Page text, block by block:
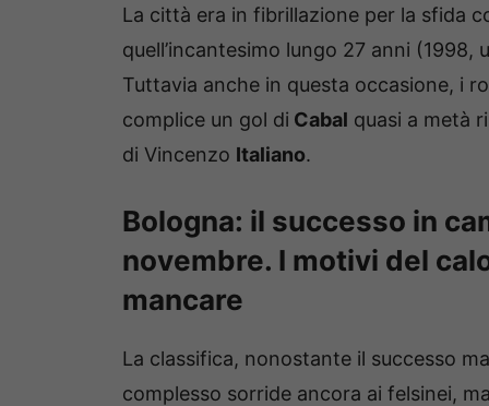
La città era in fibrillazione per la sfida
quell’incantesimo lungo 27 anni
Tuttavia anche in questa occasione, i
complice un gol di Cabal quasi a metà
di Vincenzo Italiano.
Bologna: il successo in
novembre. I motivi del
mancare
La classifica, nonostante il successo
complesso sorride ancora ai felsinei,